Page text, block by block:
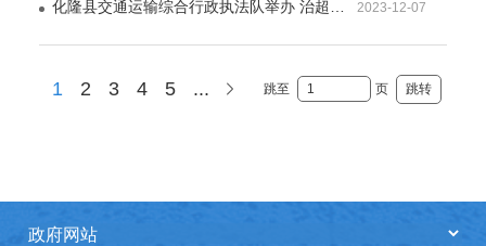
化隆县交通运输综合行政执法队举办 治超条例》宣贯工作会
2023-12-07
1 2 3 4 5 ... 跳至 页